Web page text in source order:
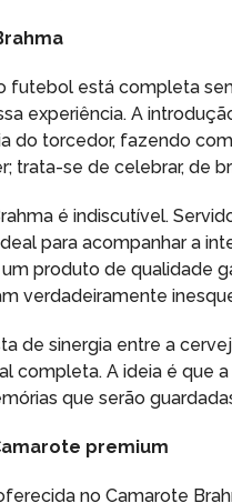
futebol está completa
experiência. A
do torcedor, fazendo
trata-se de celebrar, de
é indiscutível.
para acompanhar a
produto de qualidade
verdadeiramente
de sinergia entre a
completa. A ideia é que
que serão
premium
no Camarote